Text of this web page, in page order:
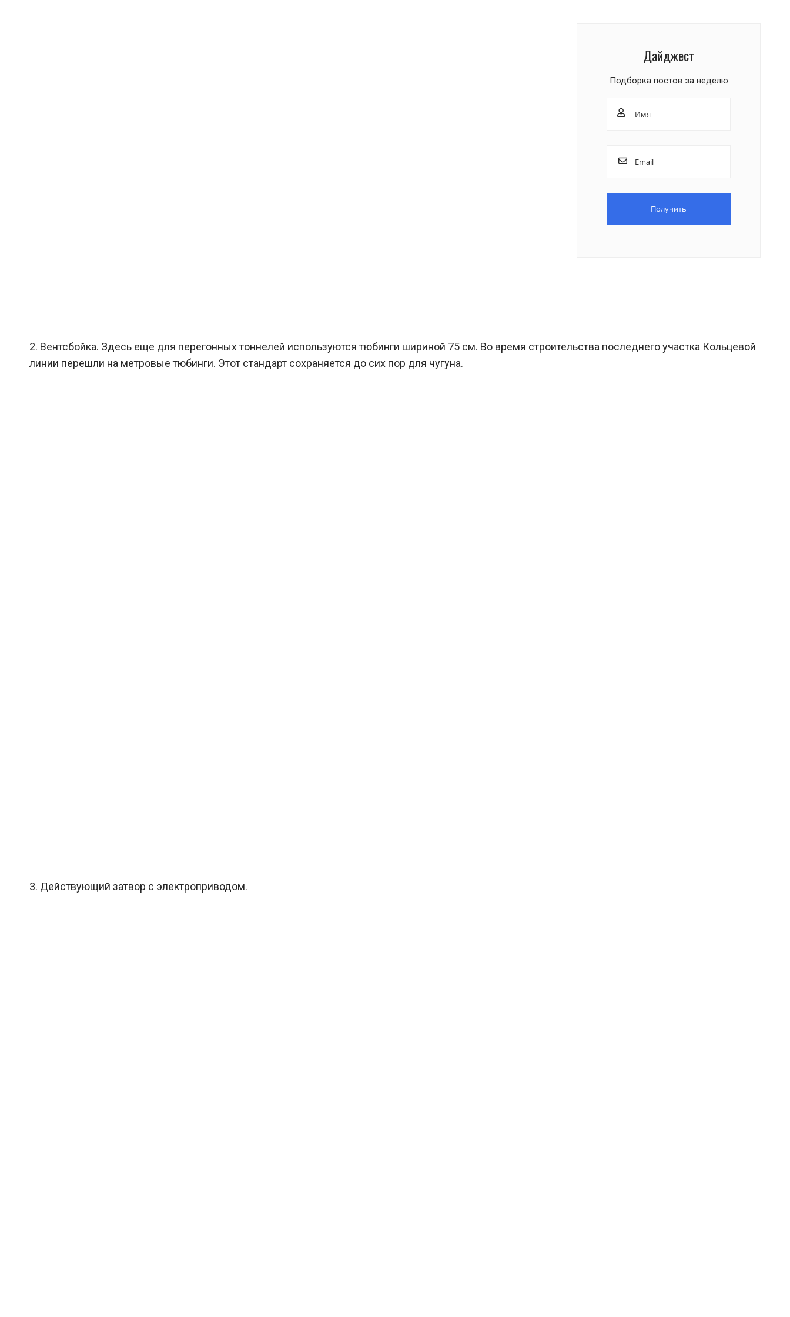
Дайджест
Подборка постов за неделю
2. Вентсбойка. Здесь еще для перегонных тоннелей используются тюбинги шириной 75 см. Во время строительства последнего участка Кольцевой
линии перешли на метровые тюбинги. Этот стандарт сохраняется до сих пор для чугуна.
3. Действующий затвор с электроприводом.